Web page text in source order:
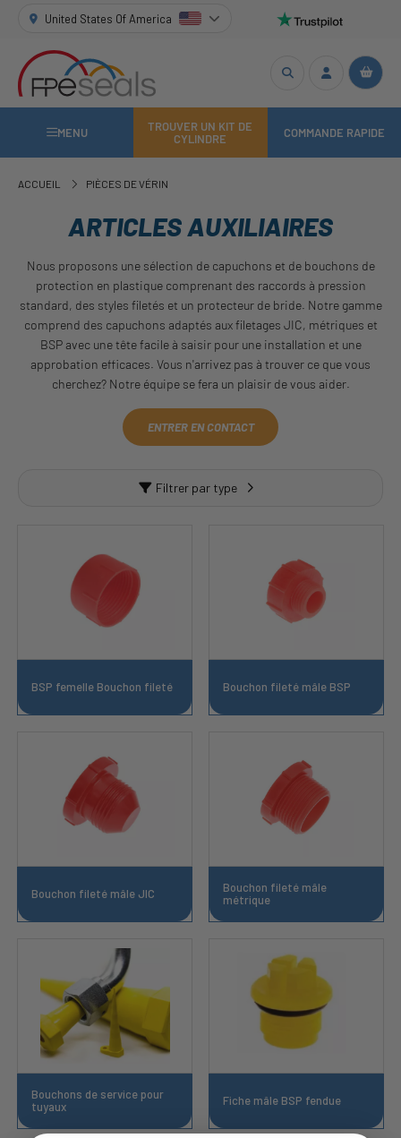
United States Of America
MENU
TROUVER UN KIT DE
CYLINDRE
COMMANDE RAPIDE
ACCUEIL PIÈCES DE VÉRIN
ARTICLES AUXILIAIRES
Nous proposons une sélection de capuchons et de bouchons de
protection en plastique comprenant des raccords à pression
standard, des styles filetés et un protecteur de bride. Notre gamme
comprend des capuchons adaptés aux filetages JIC, métriques et
BSP avec une tête facile à saisir pour une installation et une
approbation efficaces. Vous n'arrivez pas à trouver ce que vous
cherchez? Notre équipe se fera un plaisir de vous aider.
ENTRER EN CONTACT
Filtrer par type
BSP femelle Bouchon fileté Bouchon fileté mâle BSP
Bouchon fileté mâle JIC
Bouchon fileté mâle
métrique
Bouchons de service pour
tuyaux
Fiche mâle BSP fendue